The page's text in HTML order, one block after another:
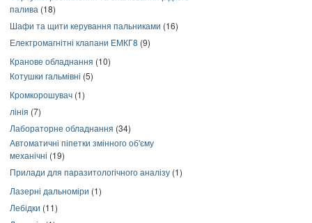
палива (18)
Шафи та щити керування пальниками (16)
Електромагнітні клапани ЕМКГ8 (9)
Кранове обладнання (10)
Котушки гальмівні (5)
Кромкорошувач (1)
лінія (7)
Лабораторне обладнання (34)
Автоматичні піпетки змінного об'єму
механічні (19)
Прилади для паразитологічного аналізу (1)
Лазерні дальноміри (1)
Лебідки (11)